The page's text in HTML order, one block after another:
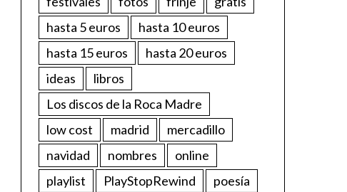
hasta 5 euros
hasta 10 euros
hasta 15 euros
hasta 20 euros
ideas
libros
Los discos de la Roca Madre
low cost
madrid
mercadillo
navidad
nombres
online
playlist
PlayStopRewind
poesía